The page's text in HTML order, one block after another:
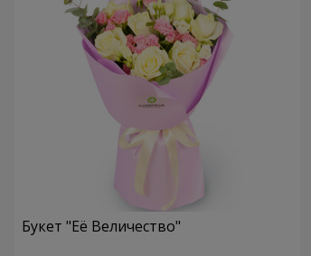
Букет "Её Величество"